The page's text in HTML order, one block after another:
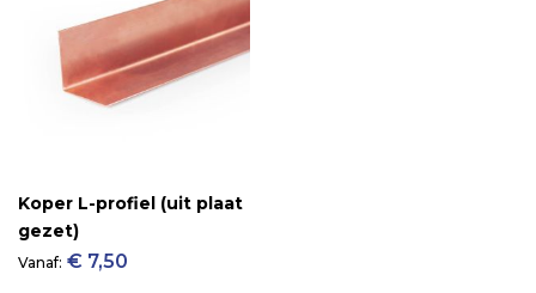
Koper L-profiel (uit plaat
gezet)
Vanaf € 7,50